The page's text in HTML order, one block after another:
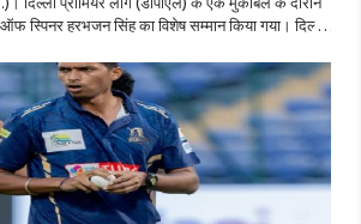
स्पिनर हरभजन सिंह का विशेष सम्मान किया गया। दिल्ली